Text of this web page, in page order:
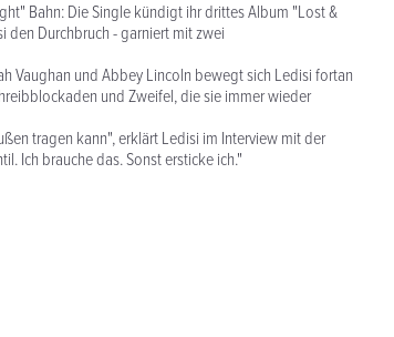
Bahn: Die Single kündigt ihr drittes Album "Lost &
den Durchbruch - garniert mit zwei
Vaughan und Abbey Lincoln bewegt sich Ledisi fortan
und Zweifel, die sie immer wieder
tragen kann", erklärt Ledisi im Interview mit der
Ich brauche das. Sonst ersticke ich."